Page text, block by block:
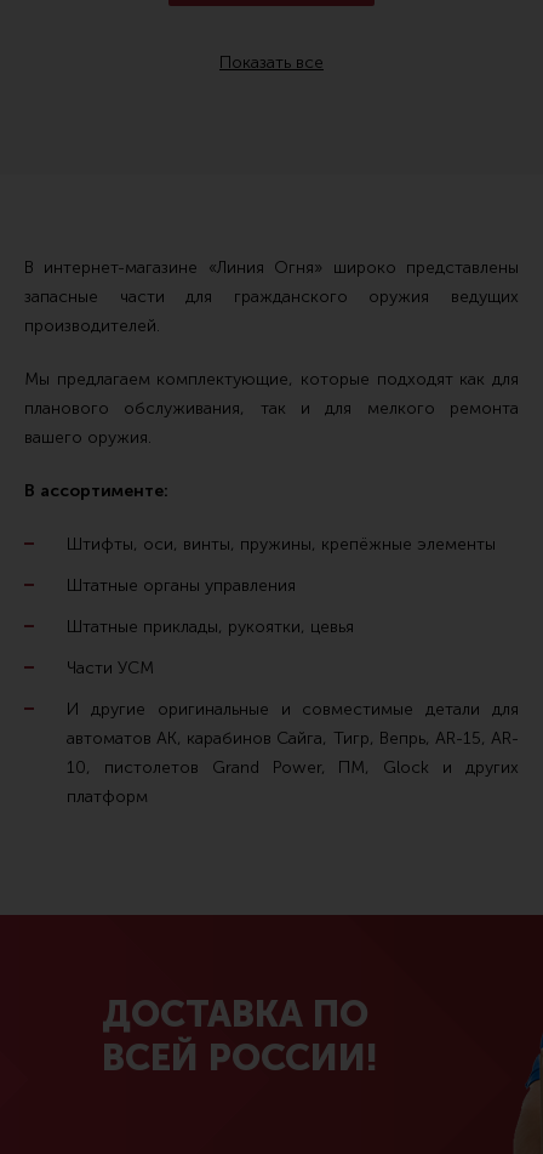
Телескопический (1)
Фиксатор штифтов УСМ (3)
Фиксированный (5)
Шайба (8)
Показать все
В интернет-магазине «Линия Огня» широко представлены
запасные части для гражданского оружия ведущих
производителей.
Мы предлагаем комплектующие, которые подходят как для
планового обслуживания, так и для мелкого ремонта
вашего оружия.
В ассортименте:
Штифты, оси, винты, пружины, крепёжные элементы
Штатные органы управления
Штатные приклады, рукоятки, цевья
Части УСМ
И другие оригинальные и совместимые детали для
автоматов АК, карабинов Сайга, Тигр, Вепрь, AR-15, AR-
10, пистолетов Grand Power, ПМ, Glock и других
платформ
ДОСТАВКА ПО
ВСЕЙ РОССИИ!